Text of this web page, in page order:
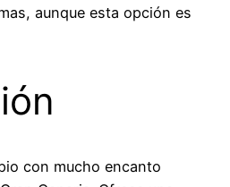
aunque esta opción es
con mucho encanto